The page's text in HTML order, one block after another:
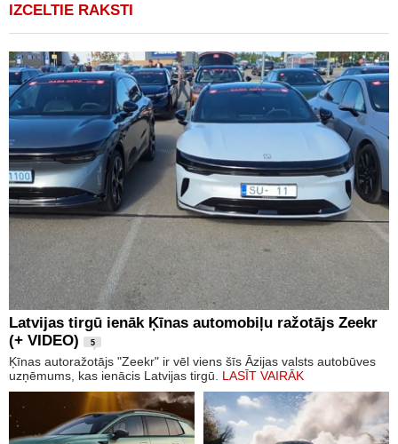
IZCELTIE RAKSTI
Latvijas tirgū ienāk Ķīnas automobiļu ražotājs Zeekr
(+ VIDEO)
5
Ķīnas autoražotājs "Zeekr" ir vēl viens šīs Āzijas valsts autobūves
uzņēmums, kas ienācis Latvijas tirgū. LASĪT VAIRĀK